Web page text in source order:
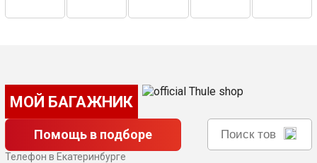
МОЙ БАГАЖНИК
Помощь в подборе
Телефон в Екатеринбурге